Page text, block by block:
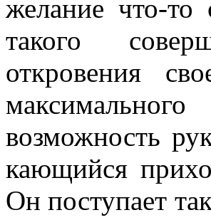
желание что-
такого
откровения
возможность
кающийся
Он поступает